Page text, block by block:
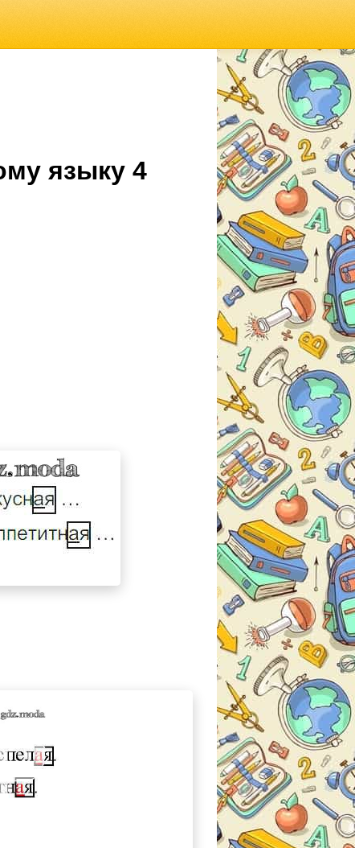
языку 4